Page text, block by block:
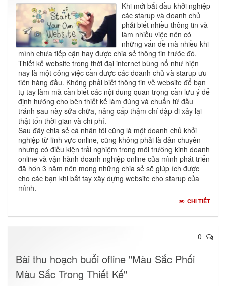
Khi mới bắt đầu khởi nghiệp
các starup và doanh chủ
phải biết nhiều thông tin và
làm nhiều việc nên có
những vấn đề mà nhiều khi
mình chưa tiếp cận hay được chia sẻ thông tin trước đó.
Thiết kế website trong thời đại internet bùng nổ như hiện
nay là một công việc cần được các doanh chủ và starup ưu
tiên hàng đầu. Không phải biết thông tin về website để bạn
tụ tay làm mà cần biết các nội dung quan trọng cần lưu ý để
định hướng cho bên thiết kế làm đúng và chuẩn từ đầu
tránh sau này sửa chữa, nâng cấp thậm chí đập đi xây lại
thật tốn thời gian và chi phí.
Sau đây chia sẻ cá nhân tôi cũng là một doanh chủ khởi
nghiệp từ lĩnh vực online, cũng không phải là dân chuyên
nhưng có điều kiện trải nghiệm trong môi trường kinh doanh
online và vận hành doanh nghiệp online của mình phát triển
đã hơn 3 năm nên mong những chia sẻ sẽ giúp ích được
cho các bạn khi bắt tay xây dựng website cho starup của
mình.
CHI TIẾT
0
Bài thu hoạch buổi ofline "Màu Sắc Phối
Màu Sắc Trong Thiết Kế"